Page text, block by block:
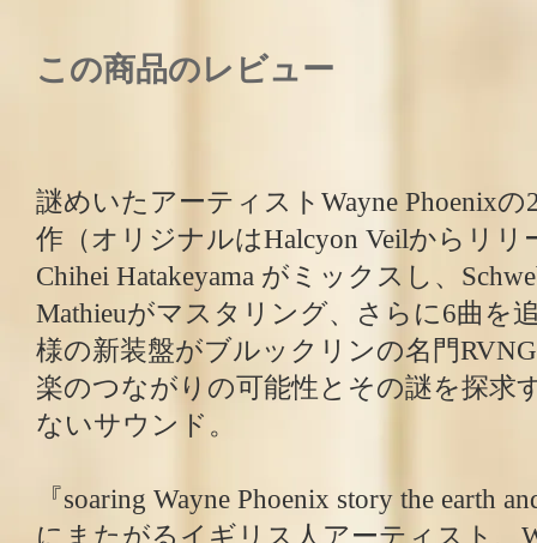
この商品のレビュー
謎めいたアーティストWayne Phoenix
作（オリジナルはHalcyon Veilからリリ
Chihei Hatakeyama がミックスし、
Mathieuがマスタリング、さらに6曲を
様の新装盤がブルックリンの名門
楽のつながりの可能性とその謎を探求
ないサウンド。
『soaring Wayne Phoenix story the earth
にまたがるイギリス人アーティスト、